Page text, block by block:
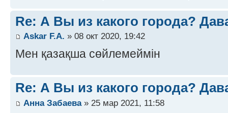
Re: А Вы из какого города?
Askar F.A. » 08 окт 2020, 19:42
Мен қазақша сөйлемеймін
Re: А Вы из какого города?
Анна Забаева» 25 мар 2021, 11:58